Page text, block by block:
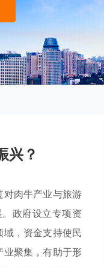
兴？
肉牛产业与旅游
政府设立专项资
，资金支持使民
聚集，有助于形